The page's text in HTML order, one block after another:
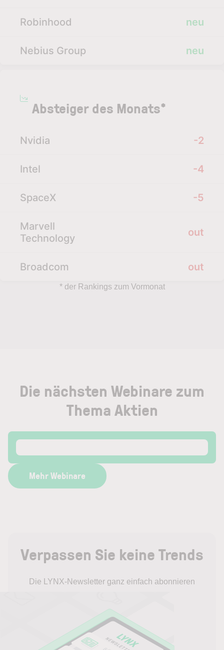
Robinhood neu
Nebius Group neu
Absteiger des Monats*
Nvidia -2
Intel -4
SpaceX -5
Marvell
Technology
out
Broadcom out
* der Rankings zum Vormonat
Die nächsten Webinare zum
Thema Aktien
Mehr Webinare
Verpassen Sie keine Trends
Die LYNX-Newsletter ganz einfach abonnieren